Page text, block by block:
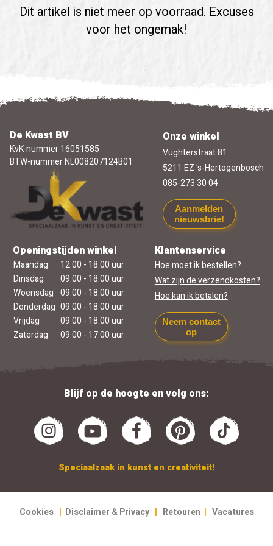
Dit artikel is niet meer op voorraad. Excuses
voor het ongemak!
De Kwast BV
KvK-nummer 16051585
BTW-nummer NL008207124B01
Onze winkel
Vughterstraat 81
5211 EZ 's-Hertogenbosch
085-273 30 04
Aanmelden
nieuwsbrief
Openingstijden winkel
Maandag
12.00 - 18.00 uur
Dinsdag
09.00 - 18.00 uur
Woensdag 09.00 - 18.00 uur
Donderdag 09.00 - 18.00 uur
Vrijdag
09.00 - 18.00 uur
Zaterdag
09.00 - 17.00 uur
Klantenservice
Hoe moet ik bestellen?
Wat zijn de verzendkosten?
Hoe kan ik betalen?
Neem contact
op
Blijf op de hoogte en volg ons:
Speciaalzaak in kunst en creativiteit!
Cookies | Disclaimer & Privacy | Retouren | Vacatures